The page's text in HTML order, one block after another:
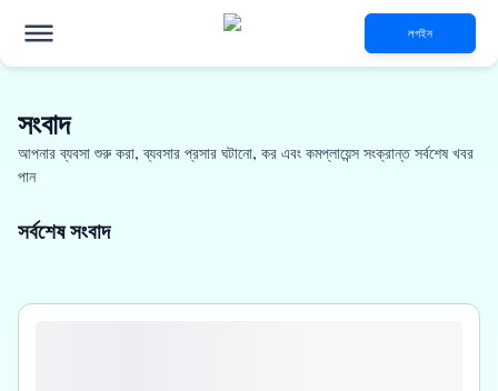
লগইন
সংবাদ
আপনার ব্যবসা শুরু করা, ব্যবসার প্রসার ঘটানো, কর এবং কমপ্লায়েন্স সংক্রান্ত সর্বশেষ খবর
পান
সর্বশেষ সংবাদ